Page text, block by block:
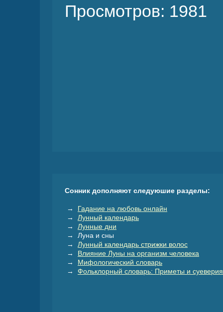
Просмотров: 1981
Сонник дополняют следуюшие разделы:
→ Гадание на любовь онлайн
→ Лунный календарь
→ Лунные дни
→ Луна и сны
→ Лунный календарь стрижки волос
→ Влияние Луны на организм человека
→ Мифологический словарь
→ Фольклорный словарь: Приметы и суеверия